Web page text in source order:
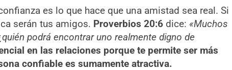
es lo que hace que una amistad sea real. Si
serán tus amigos. Proverbios 20:6dice: «Muchos
podrá encontrar uno realmente digno de
en las relaciones porque te permite ser más
confiable es sumamente atractiva.